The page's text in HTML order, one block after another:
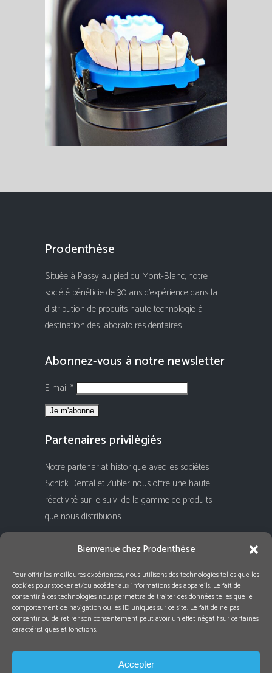
Bienvenue chez Prodenthèse
Pour offrir les meilleures expériences, nous utilisons des technologies telles que les
cookies pour stocker et/ou accéder aux informations des appareils. Le fait de
consentir à ces technologies nous permettra de traiter des données telles que le
comportement de navigation ou les ID uniques sur ce site. Le fait de ne pas
consentir ou de retirer son consentement peut avoir un effet négatif sur certaines
caractéristiques et fonctions.
Accepter
Prodenthèse
Située à Passy au pied du Mont-Blanc, notre
société bénéficie de 30 ans d'expérience dans la
distribution de produits haute technologie à
destination des laboratoires dentaires.
Abonnez-vous à notre newsletter
E-mail *
Partenaires privilégiés
Notre partenariat historique avec les sociétés
Schick Dental et Zubler nous offre une haute
réactivité sur le suivi de la gamme de produits
que nous distribuons.
Rejoignez-nous !